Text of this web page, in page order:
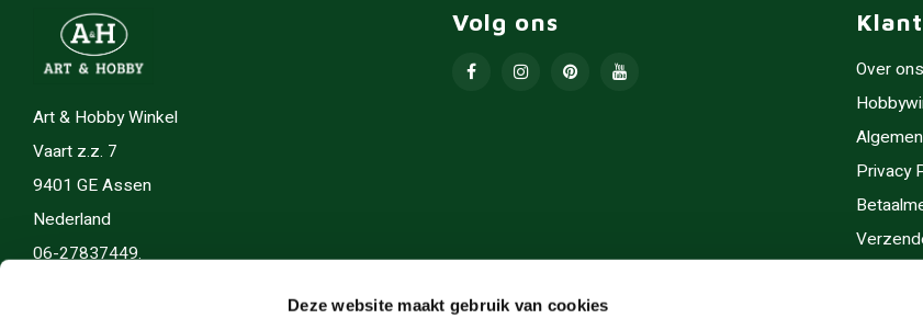
Deze website maakt gebruik van cookies
Art & Hobby Winkel
Vaart z.z. 7
9401 GE Assen
Nederland
06-27837449.
Volg ons
Over ons
Privacy